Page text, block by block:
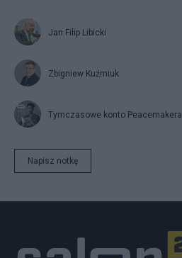
Jan Filip Libicki
Zbigniew Kuźmiuk
Tymczasowe konto Peacemakera
Napisz notkę